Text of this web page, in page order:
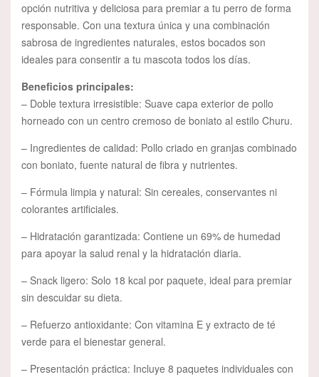
opción nutritiva y deliciosa para premiar a tu perro de forma
responsable. Con una textura única y una combinación
sabrosa de ingredientes naturales, estos bocados son
ideales para consentir a tu mascota todos los días.
Beneficios principales:
– Doble textura irresistible: Suave capa exterior de pollo
horneado con un centro cremoso de boniato al estilo Churu.
– Ingredientes de calidad: Pollo criado en granjas combinado
con boniato, fuente natural de fibra y nutrientes.
– Fórmula limpia y natural: Sin cereales, conservantes ni
colorantes artificiales.
– Hidratación garantizada: Contiene un 69% de humedad
para apoyar la salud renal y la hidratación diaria.
– Snack ligero: Solo 18 kcal por paquete, ideal para premiar
sin descuidar su dieta.
– Refuerzo antioxidante: Con vitamina E y extracto de té
verde para el bienestar general.
– Presentación práctica: Incluye 8 paquetes individuales con